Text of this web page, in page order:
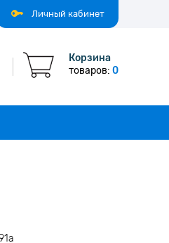
Личный кабинет
Корзина
товаров: 0